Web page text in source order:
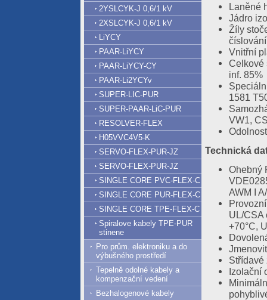
Laněné
Jádro
Žíly
Vnitřní
Celkové
inf. 85%
1581
VW1,
Technická
Ohebný
AWM I
UL/CSA
+70°C,
Střídavé
Izolační
2YSLCYK-J 0,6/1 kV
2XSLCYK-J 0,6/1 kV
LiYCY
PAAR-LiYCY
PAAR-LiYCY-CY
PAAR-Li2YCYv
SUPER-LIC-PUR
SUPER-PAAR-LiC-PUR
RESOLVER-FLEX
H05VVC4V5-K
SERVO-FLEX-PUR-JZ
SERVO-FLEX-PUR-JZ
SINGLE CORE PVC-FLEX-C
SINGLE CORE PUR-FLEX-C
SINGLE CORE TPE-FLEX-C
Spiralove kabely TPE-PUR
stinene
Pro prům. elektroniku a do
výbušného prostředí
Tepelně odolné kabely a
kompenzační vedení
Bezhalogenové kabely